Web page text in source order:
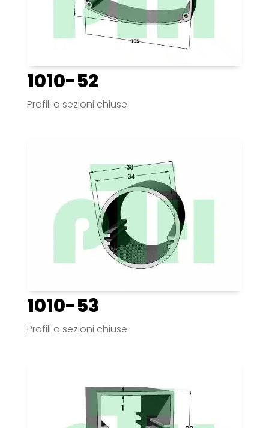
1010-52
Profili a sezioni chiuse
1010-53
Profili a sezioni chiuse